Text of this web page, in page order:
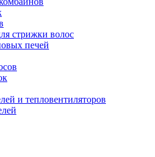
стрижки волос
печей
и тепловентиляторов